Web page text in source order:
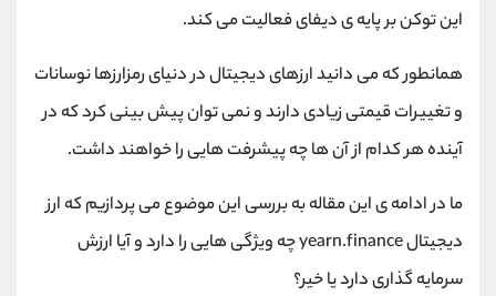
این توکن بر پایه ی دیفای فعالیت می کند.
همانطور که می دانید ارزهای دیجیتال در دنیای رمزارزها نوسانات
و تغییرات قیمتی زیادی دارند و نمی توان پیش بینی کرد که در
آینده هر کدام از آن ها چه پیشرفت هایی را خواهند داشت.
ما در ادامه ی این مقاله به بررسی این موضوع می پردازیم که ارز
دیجیتال yearn.finance چه ویژگی هایی را دارد و آیا ارزش
سرمایه گذاری دارد یا خیر؟